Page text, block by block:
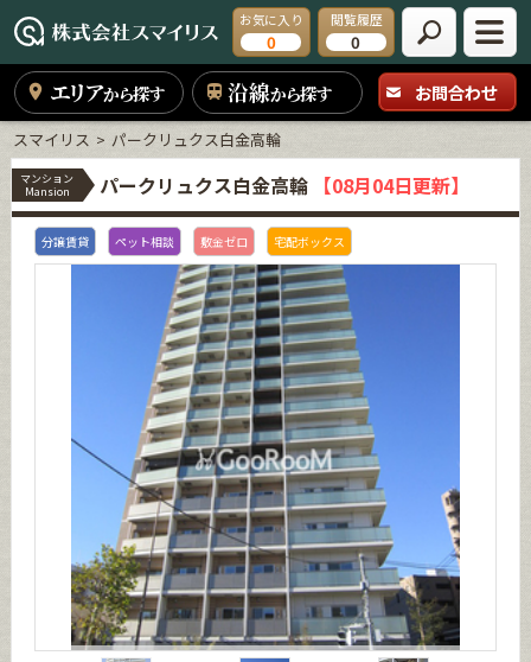
お気に入り
0
閲覧履歴
0
エリアから探す 沿線から探す お問合わせ
スマイリス パークリュクス白金高輪
マンション
Mansion
パークリュクス白金高輪 【08月04日更新】
分譲賃貸 ペット相談 敷金ゼロ 宅配ボックス